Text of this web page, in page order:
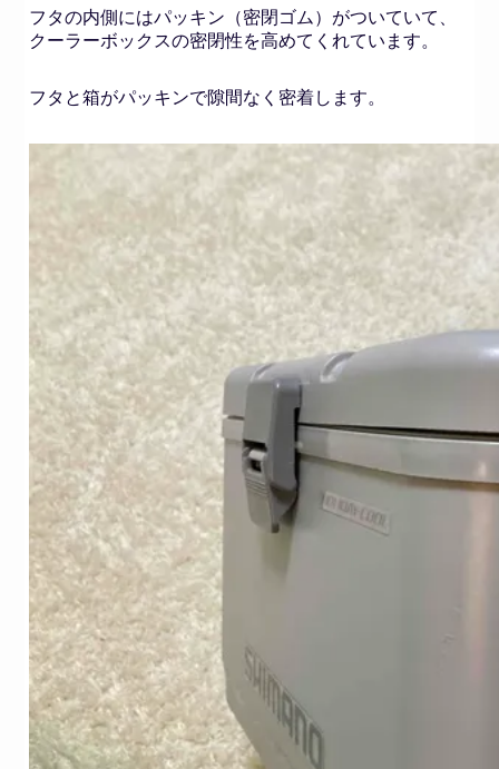
フタの内側にはパッキン（密閉ゴム）がついていて、
クーラーボックスの密閉性を高めてくれています。
フタと箱がパッキンで隙間なく密着します。